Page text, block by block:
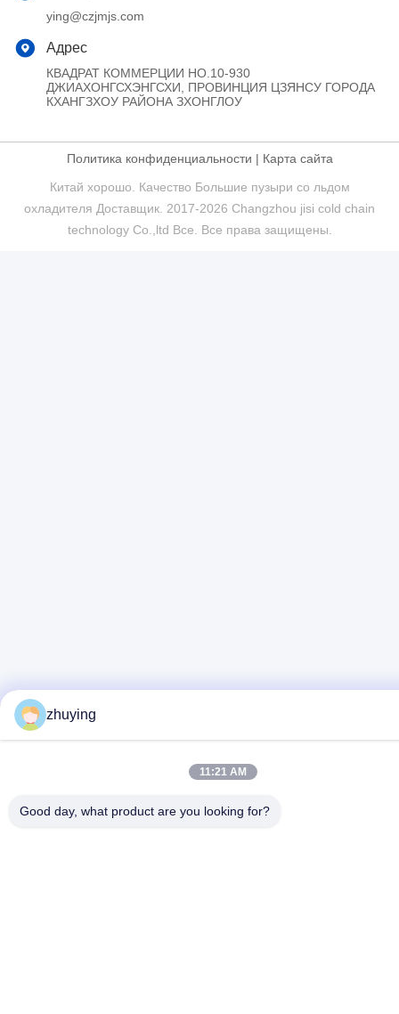
ying@czjmjs.com
Адрес
КВАДРАТ КОММЕРЦИИ НО.10-930
ДЖИАХОНГСХЭНГСХИ, ПРОВИНЦИЯ ЦЗЯНСУ ГОРОДА
КХАНГЗХОУ РАЙОНА ЗХОНГЛОУ
Политика конфиденциальности | Карта сайта
Китай хорошо. Качество Большие пузыри со льдом
охладителя Доставщик. 2017-2026 Changzhou jisi cold chain
technology Co.,ltd Все. Все права защищены.
zhuying
11:21 AM
Good day, what product are you looking for?